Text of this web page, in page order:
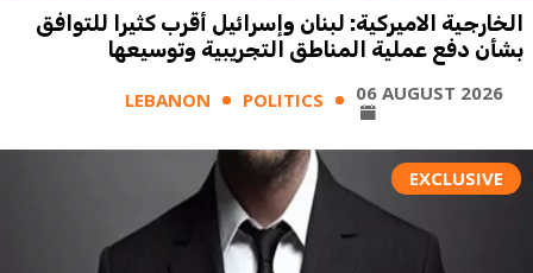
الخارجية الاميركية: لبنان وإسرائيل أقرب كثيرا للتوافق
بشأن دفع عملية المناطق التجريبية وتوسيعها
LEBANON POLITICS 06 AUGUST 2026
EXCLUSIVE